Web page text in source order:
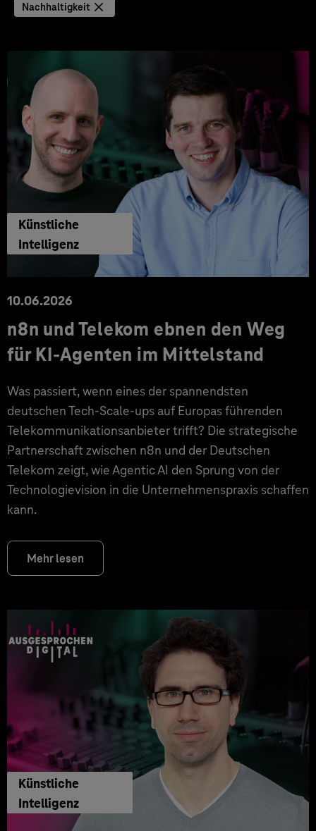
Nachhaltigkeit
Künstliche
Intelligenz
10.06.2026
n8n und Telekom ebnen den Weg
für KI-Agenten im Mittelstand
Was passiert, wenn eines der spannendsten
deutschen Tech-Scale-ups auf Europas führenden
Telekommunikationsanbieter trifft? Die strategische
Partnerschaft zwischen n8n und der Deutschen
Telekom zeigt, wie Agentic AI den Sprung von der
Technologievision in die Unternehmenspraxis schaffen
kann.
Mehr lesen
Künstliche
Intelligenz